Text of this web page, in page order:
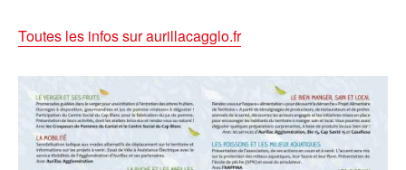
Toutes les infos sur aurillacagglo.fr